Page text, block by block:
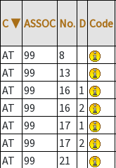
C ▼ ASSOC No. D Code
AT
99 8
AT
99 13
AT
99 16 1
AT
99 16 2
AT
99 17 1
AT
99 17 2
AT
99 21